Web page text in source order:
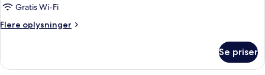
Gratis Wi-Fi
Flere oplysninger
Flere
Se priser